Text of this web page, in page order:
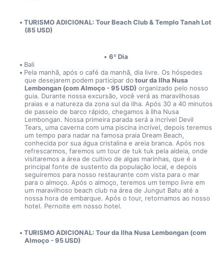
TURISMO ADICIONAL: Tour Beach Club & Templo Tanah Lot
(85 USD)
6º Dia
Bali
Pela manhã, após o café da manhã, dia livre. Os hóspedes
que desejarem podem participar do tour da Ilha Nusa
Lembongan (com Almoço - 95 USD) organizado pelo nosso
guia. Durante nossa excursão, você verá as maravilhosas
praias e a natureza da zona sul da ilha. Após 30 a 40 minutos
de passeio de barco rápido, chegamos à Ilha Nusa
Lembongan. Nossa primeira parada será a incrível Devil
Tears, uma caverna com uma piscina incrível, depois teremos
um tempo para nadar na famosa praia Dream Beach,
conhecida por sua água cristalina e areia branca. Após nos
refrescarmos, faremos um tour de tuk tuk pela aldeia, onde
visitaremos a área de cultivo de algas marinhas, que é a
principal fonte de sustento da população local, e depois
seguiremos para nosso restaurante com vista para o mar
para o almoço. Após o almoço, teremos um tempo livre em
um maravilhoso beach club na área de Jungut Batu até a
nossa hora de embarque. Após o tour, retornamos ao nosso
hotel. Pernoite em nosso hotel.
TURISMO ADICIONAL: Tour da Ilha Nusa Lembongan (com
Almoço - 95 USD)